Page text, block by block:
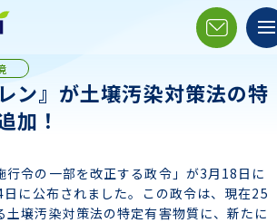
ン』が土壌汚染対策法の特
加！
令の一部を改正する政令」が3月18日に
に公布されました。この政令は、現在25
土壌汚染対策法の特定有害物質に、新たに